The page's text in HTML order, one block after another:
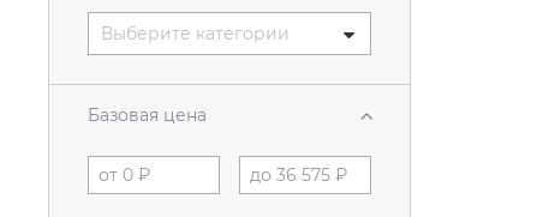
Выберите категории
Базовая цена